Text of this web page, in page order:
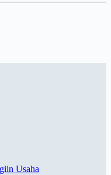
Usaha